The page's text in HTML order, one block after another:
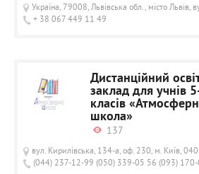
Україна, 79008, Львівська обл., місто Львів,
+ 38 067 449 11 49
Дистанційний
заклад для учнів
класів
школа»
137
вул. Кирилівська, 134-а, оф. 230, м. Київ,
(044) 237-12-99 (050) 339-05 56 (093)